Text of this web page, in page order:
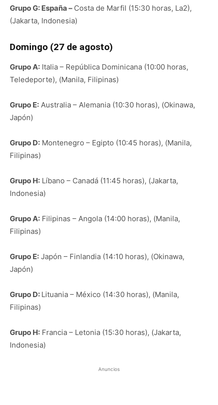
Grupo G: España – Costa de Marfil (15:30 horas, La2),
(Jakarta, Indonesia)
Domingo (27 de agosto)
Grupo A: Italia – República Dominicana (10:00 horas,
Teledeporte), (Manila, Filipinas)
Grupo E: Australia – Alemania (10:30 horas), (Okinawa,
Japón)
Grupo D: Montenegro – Egipto (10:45 horas), (Manila,
Filipinas)
Grupo H: Líbano – Canadá (11:45 horas), (Jakarta,
Indonesia)
Grupo A: Filipinas – Angola (14:00 horas), (Manila,
Filipinas)
Grupo E: Japón – Finlandia (14:10 horas), (Okinawa,
Japón)
Grupo D: Lituania – México (14:30 horas), (Manila,
Filipinas)
Grupo H: Francia – Letonia (15:30 horas), (Jakarta,
Indonesia)
Anuncios